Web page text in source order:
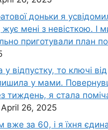
доньки я
жує мені з невісткою. І
приготували план
у відпустку, то ключі від
у мами.
тиждень, я стала
April 26, 2025
вже за 60, і я їхня